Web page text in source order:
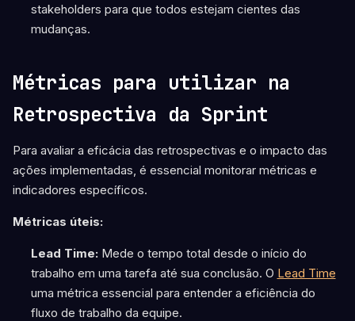
stakeholders para que todos estejam cientes das
mudanças.
Métricas para utilizar na
Retrospectiva da Sprint
Para avaliar a eficácia das retrospectivas e o impacto das
ações implementadas, é essencial monitorar métricas e
indicadores específicos.
Métricas úteis:
Lead Time:Mede o tempo total desde o início do
trabalho em uma tarefa até sua conclusão. O Lead Time
uma métrica essencial para entender a eficiência do
fluxo de trabalho da equipe.